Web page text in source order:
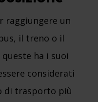
raggiungere un
il treno o il
ha i suoi
considerati
di trasporto più